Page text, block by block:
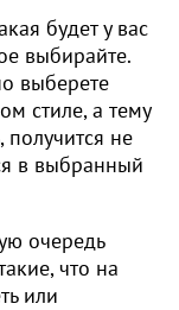
будет у вас
выбирайте.
выберете
стиле, а тему
получится не
в выбранный
очередь
что на
или